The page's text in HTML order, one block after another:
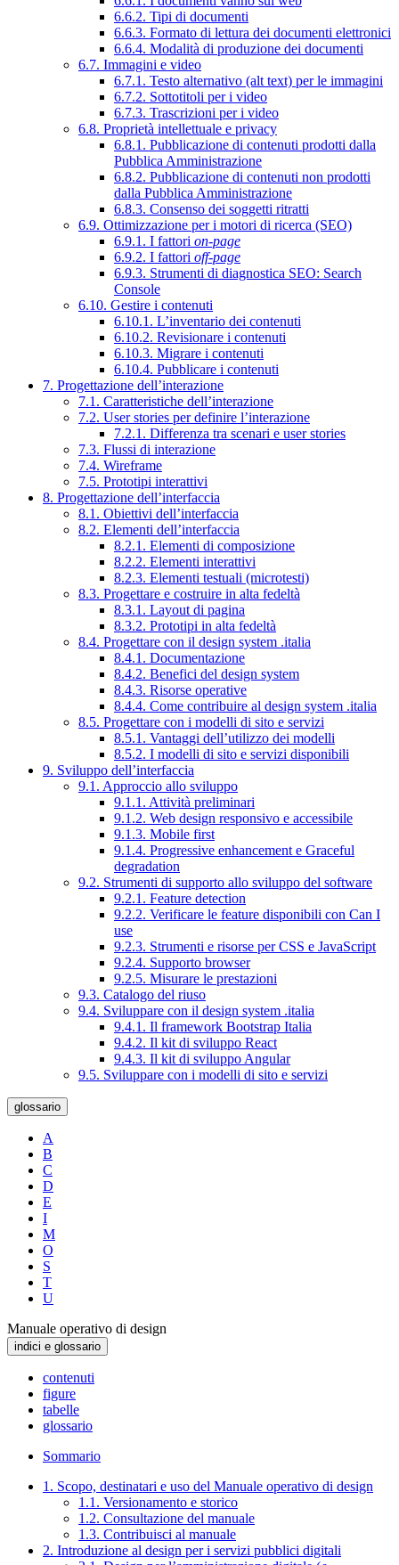
6.6.2. Tipi di documenti
6.6.3. Formato di lettura dei documenti elettronici
6.6.4. Modalità di produzione dei documenti
6.7. Immagini e video
6.7.1. Testo alternativo (alt text) per le immagini
6.7.2. Sottotitoli per i video
6.7.3. Trascrizioni per i video
6.8. Proprietà intellettuale e privacy
6.8.1. Pubblicazione di contenuti prodotti dalla
Pubblica Amministrazione
6.8.2. Pubblicazione di contenuti non prodotti
dalla Pubblica Amministrazione
6.8.3. Consenso dei soggetti ritratti
6.9. Ottimizzazione per i motori di ricerca (SEO)
6.9.1. I fattori on-page
6.9.2. I fattori off-page
6.9.3. Strumenti di diagnostica SEO: Search
Console
6.10. Gestire i contenuti
6.10.1. L’inventario dei contenuti
6.10.2. Revisionare i contenuti
6.10.3. Migrare i contenuti
6.10.4. Pubblicare i contenuti
7. Progettazione dell’interazione
7.1. Caratteristiche dell’interazione
7.2. User stories per definire l’interazione
7.2.1. Differenza tra scenari e user stories
7.3. Flussi di interazione
7.4. Wireframe
7.5. Prototipi interattivi
8. Progettazione dell’interfaccia
8.1. Obiettivi dell’interfaccia
8.2. Elementi dell’interfaccia
8.2.1. Elementi di composizione
8.2.2. Elementi interattivi
8.2.3. Elementi testuali (microtesti)
8.3. Progettare e costruire in alta fedeltà
8.3.1. Layout di pagina
8.3.2. Prototipi in alta fedeltà
8.4. Progettare con il design system .italia
8.4.1. Documentazione
8.4.2. Benefici del design system
8.4.3. Risorse operative
8.4.4. Come contribuire al design system .italia
8.5. Progettare con i modelli di sito e servizi
8.5.1. Vantaggi dell’utilizzo dei modelli
8.5.2. I modelli di sito e servizi disponibili
9. Sviluppo dell’interfaccia
9.1. Approccio allo sviluppo
9.1.1. Attività preliminari
9.1.2. Web design responsivo e accessibile
9.1.3. Mobile first
9.1.4. Progressive enhancement e Graceful
degradation
9.2. Strumenti di supporto allo sviluppo del software
9.2.1. Feature detection
9.2.2. Verificare le feature disponibili con Can I
use
9.2.3. Strumenti e risorse per CSS e JavaScript
9.2.4. Supporto browser
9.2.5. Misurare le prestazioni
9.3. Catalogo del riuso
9.4. Sviluppare con il design system .italia
9.4.1. Il framework Bootstrap Italia
9.4.2. Il kit di sviluppo React
9.4.3. Il kit di sviluppo Angular
9.5. Sviluppare con i modelli di sito e servizi
glossario
A
B
C
D
E
I
M
O
S
T
U
Manuale operativo di design
indici e glossario
contenuti
figure
tabelle
glossario
Sommario
1. Scopo, destinatari e uso del Manuale operativo di design
1.1. Versionamento e storico
1.2. Consultazione del manuale
1.3. Contribuisci al manuale
2. Introduzione al design per i servizi pubblici digitali